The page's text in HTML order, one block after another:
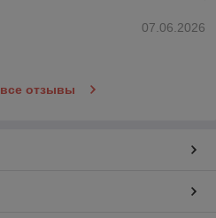
07.06.2026
отзывы